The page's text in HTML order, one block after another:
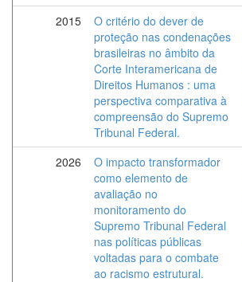
2015
O critério do dever de
proteção nas condenações
brasileiras no âmbito da
Corte Interamericana de
Direitos Humanos : uma
perspectiva comparativa à
compreensão do Supremo
Tribunal Federal.
2026
O impacto transformador
como elemento de
avaliação no
monitoramento do
Supremo Tribunal Federal
nas políticas públicas
voltadas para o combate
ao racismo estrutural.